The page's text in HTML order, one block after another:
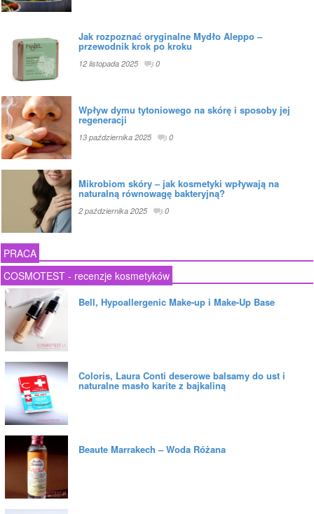
Jak rozpoznać oryginalne Mydło Aleppo –
przewodnik krok po kroku
12 listopada 2025 0
Wpływ dymu tytoniowego na skórę i sposoby jej
regeneracji
13 października 2025 0
Mikrobiom skóry – jak kosmetyki wpływają na
naturalną równowagę bakteryjną?
2 października 2025 0
PRACA
COSMOTEST - recenzje kosmetyków
Bell, Hypoallergenic Make-up i Make-Up Base
Coloris, Laura Conti deserowe balsamy do ust i
naturalne masło karite z bajkaliną
Beaute Marrakech – Woda Różana